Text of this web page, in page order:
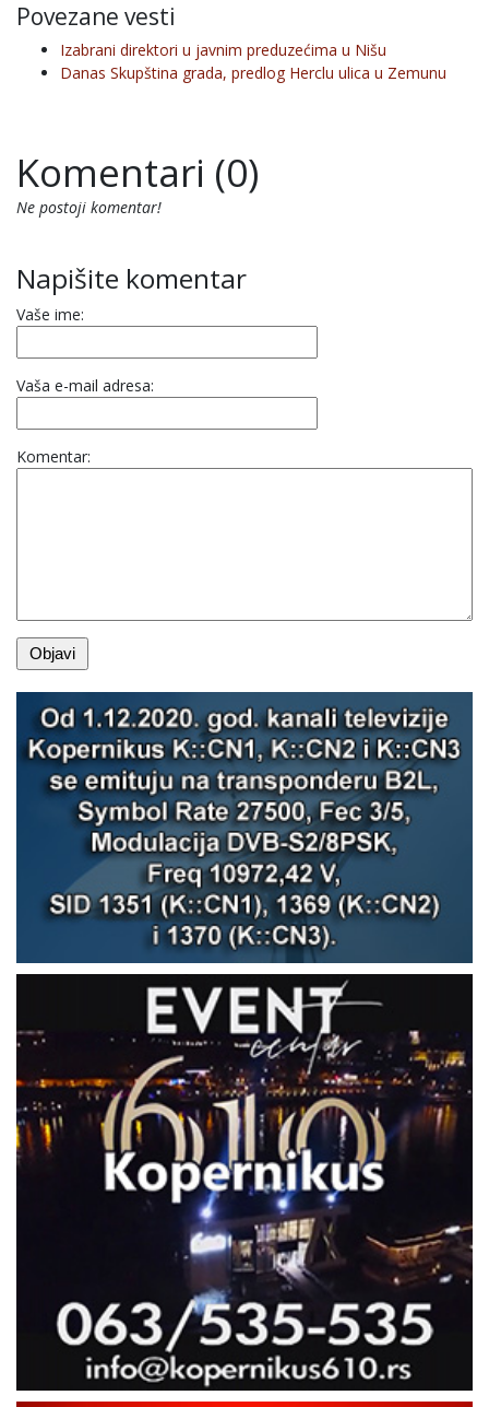
Povezane vesti
Izabrani direktori u javnim preduzećima u Nišu
Danas Skupština grada, predlog Herclu ulica u Zemunu
Komentari (0)
Ne postoji komentar!
Napišite komentar
Vaše ime:
Vaša e-mail adresa:
Komentar: